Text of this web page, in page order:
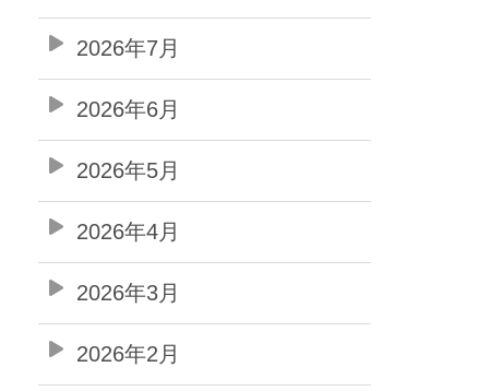
2026年7月
2026年6月
2026年5月
2026年4月
2026年3月
2026年2月